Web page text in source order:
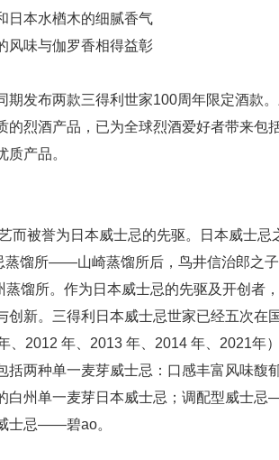
日本水楢木的细腻香气
风味与伽罗香相得益彰
期发布两款三得利世家100周年限定酒款
烈酒产品，已为全球烈酒爱好者带来包
产品。
而被誉为日本威士忌的先驱。日本威士忌
蒸馏所——山崎蒸馏所后，鸟井信治郎之
馏所。作为日本威士忌的先驱及开创者
新。三得利日本威士忌世家已经五次在
、2012 年、2013 年、2014 年、2021年
两种单一麦芽威士忌：口感丰富风味馥
白州单一麦芽日本威士忌；调配型威士
士忌——碧ao。